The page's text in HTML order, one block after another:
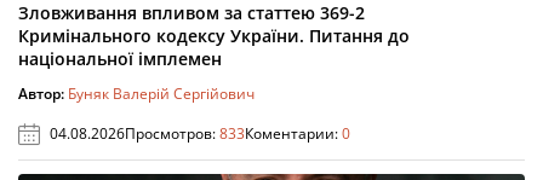
Зловживання впливом за статтею 369-2
Кримінального кодексу України. Питання до
національної імплемен
Автор: Буняк Валерій Сергійович
04.08.2026Просмотров:833Коментарии:0